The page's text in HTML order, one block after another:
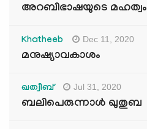
അറബിഭാഷയുടെ മഹത്വം
Khatheeb Dec 11, 2020
മനുഷ്യാവകാശം
ഖത്വീബ് Jul 31, 2020
ബലിപെരുന്നാള്‍ ഖുതുബ